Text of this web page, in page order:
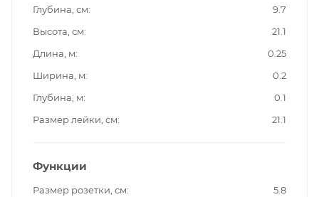
Глубина, см
9.7
Высота, см
21.1
Длина, м
0.25
Ширина, м
0.2
Глубина, м
0.1
Размер лейки, см
21.1
Функции
Размер розетки, см 5.8